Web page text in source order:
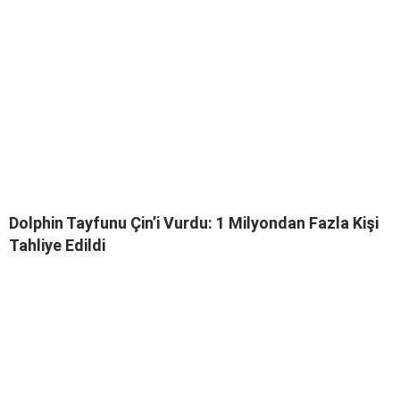
Dolphin Tayfunu Çin’i Vurdu: 1 Milyondan Fazla Kişi
Tahliye Edildi